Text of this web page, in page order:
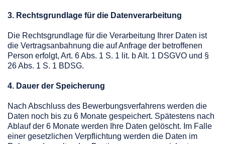
3. Rechtsgrundlage für die Datenverarbeitung
Die Rechtsgrundlage für die Verarbeitung Ihrer Daten ist
die Vertragsanbahnung die auf Anfrage der betroffenen
Person erfolgt, Art. 6 Abs. 1 S. 1 lit. b Alt. 1 DSGVO und §
26 Abs. 1 S. 1 BDSG.
4. Dauer der Speicherung
Nach Abschluss des Bewerbungsverfahrens werden die
Daten noch bis zu 6 Monate gespeichert. Spätestens nach
Ablauf der 6 Monate werden Ihre Daten gelöscht. Im Falle
einer gesetzlichen Verpflichtung werden die Daten im